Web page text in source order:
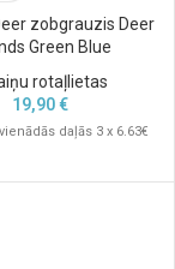
zobgrauzis Deer
Green Blue
rotaļlietas
19,90€
daļās 3 x 6.63€